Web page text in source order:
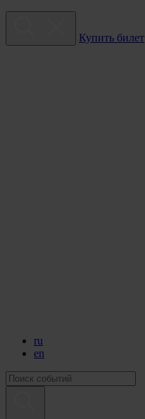
Купить билет
ru
en